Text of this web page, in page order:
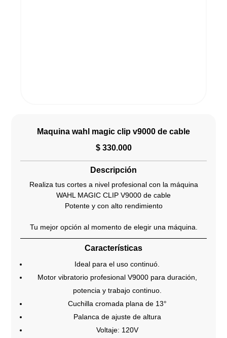
Maquina wahl magic clip v9000 de cable
$330.000
Descripción
Realiza tus cortes a nivel profesional con la máquina
WAHL MAGIC CLIP V9000 de cable
Potente y con alto rendimiento
Tu mejor opción al momento de elegir una máquina.
Características
Ideal para el uso continuó.
Motor vibratorio profesional V9000 para duración,
potencia y trabajo continuo.
Cuchilla cromada plana de 13°
Palanca de ajuste de altura
Voltaje: 120V